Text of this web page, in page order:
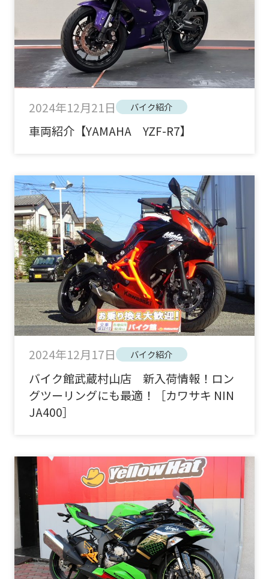
2024年12月21日 バイク紹介
車両紹介【YAMAHA YZF-R7】
2024年12月17日 バイク紹介
バイク館武蔵村山店 新入荷情報！ロン
グツーリングにも最適！［カワサキ NIN
JA400］